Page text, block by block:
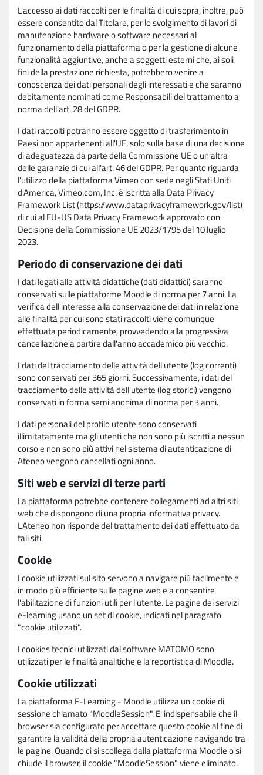
L'accesso ai dati raccolti per le finalità di cui sopra, inoltre, può
essere consentito dal Titolare, per lo svolgimento di lavori di
manutenzione hardware o software necessari al
funzionamento della piattaforma o per la gestione di alcune
funzionalità aggiuntive, anche a soggetti esterni che, ai soli
fini della prestazione richiesta, potrebbero venire a
conoscenza dei dati personali degli interessati e che saranno
debitamente nominati come Responsabili del trattamento a
norma dell'art. 28 del GDPR.
I dati raccolti potranno essere oggetto di trasferimento in
Paesi non appartenenti all'UE, solo sulla base di una decisione
di adeguatezza da parte della Commissione UE o un'altra
delle garanzie di cui all'art. 46 del GDPR. Per quanto riguarda
l'utilizzo della piattaforma Vimeo con sede negli Stati Uniti
d'America, Vimeo.com, Inc. è iscritta alla Data Privacy
Framework List (https://www.dataprivacyframework.gov/list)
di cui al EU-US Data Privacy Framework approvato con
Decisione della Commissione UE 2023/1795 del 10 luglio
2023.
Periodo di conservazione dei dati
I dati legati alle attività didattiche (dati didattici) saranno
conservati sulle piattaforme Moodle di norma per 7 anni. La
verifica dell'interesse alla conservazione dei dati in relazione
alle finalità per cui sono stati raccolti viene comunque
effettuata periodicamente, provvedendo alla progressiva
cancellazione a partire dall'anno accademico più vecchio.
I dati del tracciamento delle attività dell'utente (log correnti)
sono conservati per 365 giorni. Successivamente, i dati del
tracciamento delle attività dell'utente (log storici) vengono
conservati in forma semi anonima di norma per 3 anni.
I dati personali del profilo utente sono conservati
illimitatamente ma gli utenti che non sono più iscritti a nessun
corso e non sono più attivi nel sistema di autenticazione di
Ateneo vengono cancellati ogni anno.
Siti web e servizi di terze parti
La piattaforma potrebbe contenere collegamenti ad altri siti
web che dispongono di una propria informativa privacy.
L'Ateneo non risponde del trattamento dei dati effettuato da
tali siti.
Cookie
I cookie utilizzati sul sito servono a navigare più facilmente e
in modo più efficiente sulle pagine web e a consentire
l'abilitazione di funzioni utili per l'utente. Le pagine dei servizi
e-learning usano un set di cookie, indicati nel paragrafo
"cookie utilizzati".
I cookies tecnici utilizzati dal software MATOMO sono
utilizzati per le finalità analitiche e la reportistica di Moodle.
Cookie utilizzati
La piattaforma E-Learning - Moodle utilizza un cookie di
sessione chiamato "MoodleSession". E' indispensabile che il
browser sia configurato per accettare questo cookie al fine di
garantire la validità della propria autenticazione navigando tra
le pagine. Quando ci si scollega dalla piattaforma Moodle o si
chiude il browser, il cookie "MoodleSession" viene eliminato.